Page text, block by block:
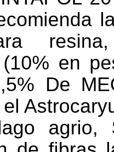
(10% en
De
agrio,